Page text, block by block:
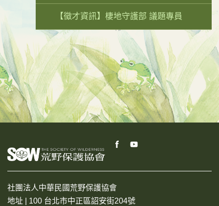
【徵才資訊】棲地守護部 議題專員
社團法人中華民國荒野保護協會
地址 | 100 台北市中正區詔安街204號